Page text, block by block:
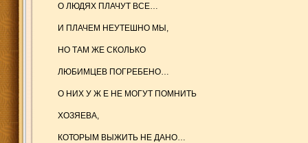
О ЛЮДЯХ ПЛАЧУТ ВСЕ…
И ПЛАЧЕМ НЕУТЕШНО МЫ,
НО ТАМ ЖЕ СКОЛЬКО
ЛЮБИМЦЕВ ПОГРЕБЕНО…
О НИХ У Ж Е НЕ МОГУТ ПОМНИТЬ
ХОЗЯЕВА,
КОТОРЫМ ВЫЖИТЬ НЕ ДАНО…